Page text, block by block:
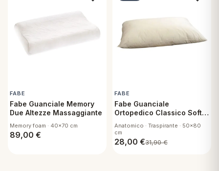
FABE
Fabe Guanciale Memory
Due Altezze Massaggiante
Memory foam · 40x70 cm
89,00 €
FABE
Fabe Guanciale
Ortopedico Classico Soft
Anatomico · Traspirante · 50x80
cm
28,00 €31,90€